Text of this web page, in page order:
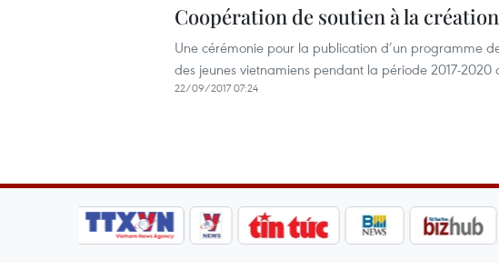
Coopération de soutien à la
Une cérémonie pour la publication d’un programme
des jeunes vietnamiens pendant la période 2017-2020
22/09/2017 07:24